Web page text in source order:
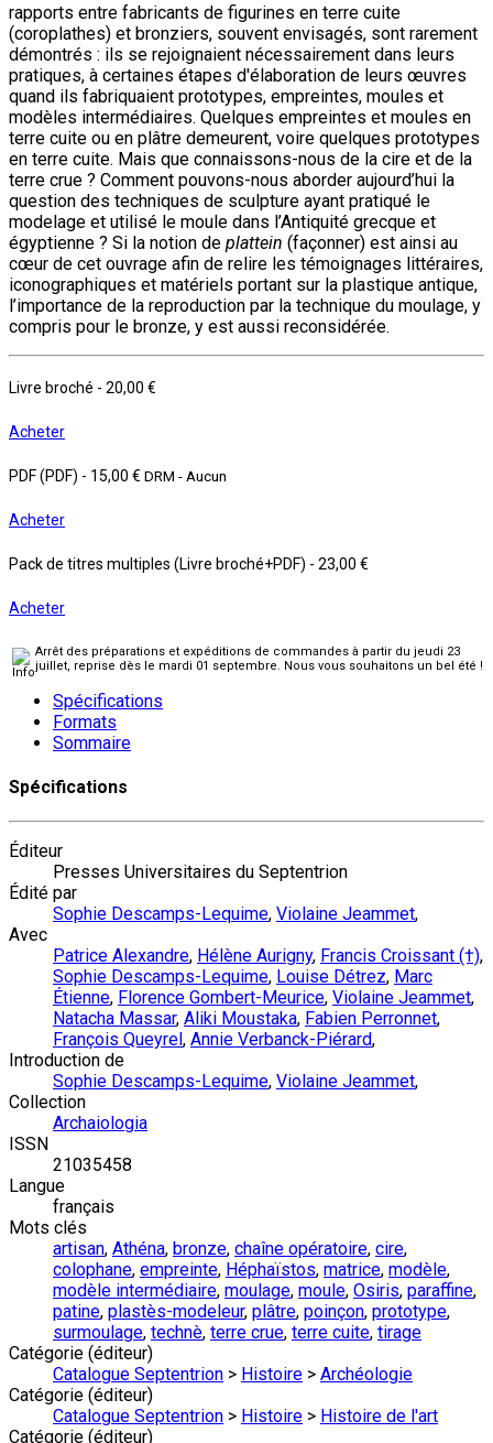
rapports entre fabricants de figurines en terre cuite
(coroplathes) et bronziers, souvent envisagés, sont rarement
démontrés : ils se rejoignaient nécessairement dans leurs
pratiques, à certaines étapes d'élaboration de leurs œuvres
quand ils fabriquaient prototypes, empreintes, moules et
modèles intermédiaires. Quelques empreintes et moules en
terre cuite ou en plâtre demeurent, voire quelques prototypes
en terre cuite. Mais que connaissons-nous de la cire et de la
terre crue ? Comment pouvons-nous aborder aujourd’hui la
question des techniques de sculpture ayant pratiqué le
modelage et utilisé le moule dans l’Antiquité grecque et
égyptienne ? Si la notion de plattein (façonner) est ainsi au
cœur de cet ouvrage afin de relire les témoignages littéraires,
iconographiques et matériels portant sur la plastique antique,
l’importance de la reproduction par la technique du moulage, y
compris pour le bronze, y est aussi reconsidérée.
Livre broché - 20,00 €
Acheter
PDF (PDF) - 15,00 € DRM - Aucun
Acheter
Pack de titres multiples (Livre broché+PDF) - 23,00 €
Acheter
Arrêt des préparations et expéditions de commandes à partir du jeudi 23
juillet, reprise dès le mardi 01 septembre. Nous vous souhaitons un bel été !
Spécifications
Formats
Sommaire
Spécifications
Éditeur
Presses Universitaires du Septentrion
Édité par
Sophie Descamps-Lequime, Violaine Jeammet,
Avec
Patrice Alexandre, Hélène Aurigny, Francis Croissant (†),
Sophie Descamps-Lequime, Louise Détrez, Marc
Étienne, Florence Gombert-Meurice, Violaine Jeammet,
Natacha Massar, Aliki Moustaka, Fabien Perronnet,
François Queyrel , Annie Verbanck-Piérard,
Introduction de
Sophie Descamps-Lequime, Violaine Jeammet,
Collection
Archaiologia
ISSN
21035458
Langue
français
Mots clés
artisan, Athéna, bronze, chaîne opératoire, cire,
colophane, empreinte, Héphaïstos, matrice, modèle,
modèle intermédiaire, moulage, moule, Osiris, paraffine,
patine, plastès-modeleur, plâtre, poinçon, prototype,
surmoulage, technè, terre crue, terre cuite, tirage
Catégorie (éditeur)
Catalogue Septentrion > Histoire > Archéologie
Catégorie (éditeur)
Catalogue Septentrion > Histoire > Histoire de l'art
Catégorie (éditeur)